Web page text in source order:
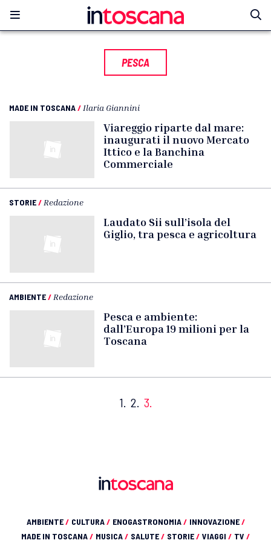
PESCA
MADE IN TOSCANA/ Ilaria Giannini
Viareggio riparte dal mare:
inaugurati il nuovo Mercato
Ittico e la Banchina
Commerciale
STORIE/ Redazione
Laudato Sii sull’isola del
Giglio, tra pesca e agricoltura
AMBIENTE/ Redazione
Pesca e ambiente:
dall’Europa 19 milioni per la
Toscana
1. 2. 3.
AMBIENTE/ CULTURA/ ENOGASTRONOMIA/ INNOVAZIONE/
MADE IN TOSCANA/ MUSICA/ SALUTE/ STORIE/ VIAGGI / TV /